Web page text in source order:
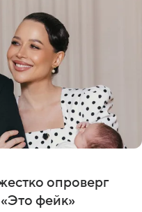
опроверг
фейк»